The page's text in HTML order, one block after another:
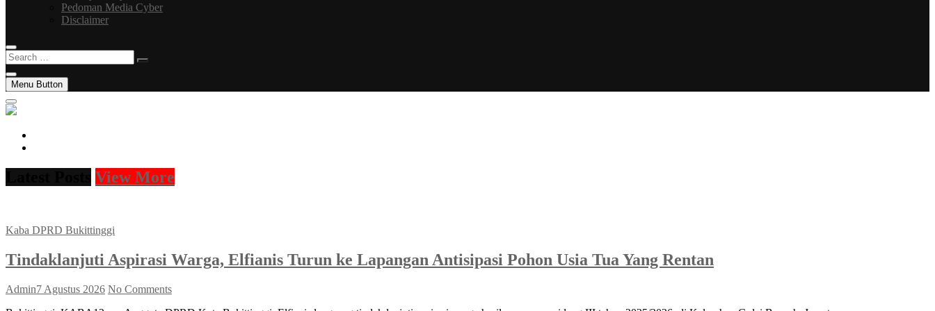
Pedoman Media Cyber
Disclaimer
Search
…
Menu Button
View More
Kaba DPRD Bukittinggi
Tindaklanjuti Aspirasi Warga, Elfianis Turun ke Lapangan Antisipasi Pohon Usia Tua Yang Rentan
Admin7 Agustus 2026 No Comments